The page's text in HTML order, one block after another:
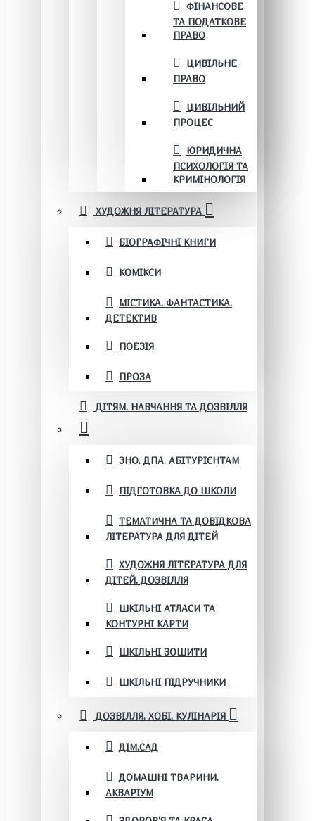
ФІНАНСОВЕ
ТА ПОДАТКОВЕ
ПРАВО
ЦИВІЛЬНЕ
ПРАВО
ЦИВІЛЬНИЙ
ПРОЦЕС
ЮРИДИЧНА
ПСИХОЛОГІЯ ТА
КРИМІНОЛОГІЯ
ХУДОЖНЯ ЛІТЕРАТУРА
БІОГРАФІЧНІ КНИГИ
КОМІКСИ
МІСТИКА. ФАНТАСТИКА.
ДЕТЕКТИВ
ПОЕЗІЯ
ПРОЗА
ДІТЯМ. НАВЧАННЯ ТА ДОЗВІЛЛЯ
ЗНО. ДПА. АБІТУРІЄНТАМ
ПІДГОТОВКА ДО ШКОЛИ
ТЕМАТИЧНА ТА ДОВІДКОВА
ЛІТЕРАТУРА ДЛЯ ДІТЕЙ
ХУДОЖНЯ ЛІТЕРАТУРА ДЛЯ
ДІТЕЙ. ДОЗВІЛЛЯ
ШКІЛЬНІ АТЛАСИ ТА
КОНТУРНІ КАРТИ
ШКІЛЬНІ ЗОШИТИ
ШКІЛЬНІ ПІДРУЧНИКИ
ДОЗВІЛЛЯ. ХОБІ. КУЛІНАРІЯ
ДІМ.САД
ДОМАШНІ ТВАРИНИ.
АКВАРІУМ